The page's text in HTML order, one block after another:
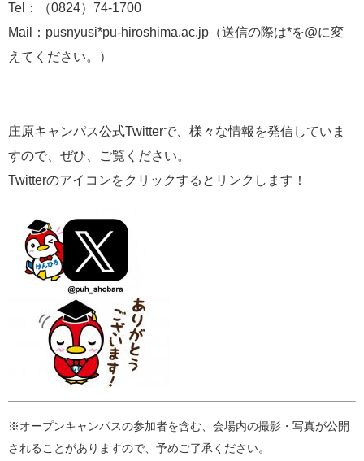
Tel：（0824）74-1700
Mail：pusnyusi*pu-hiroshima.ac.jp（送信の際は*を@に変
えてください。）
庄原キャンパス公式Twitterで、様々な情報を発信していま
すので、ぜひ、ご覧ください。
Twitterのアイコンをクリックするとリンクします！
※オープンキャンパスの参加者を含む、会場内の撮影・写真が公開
されることがありますので、予めご了承ください。